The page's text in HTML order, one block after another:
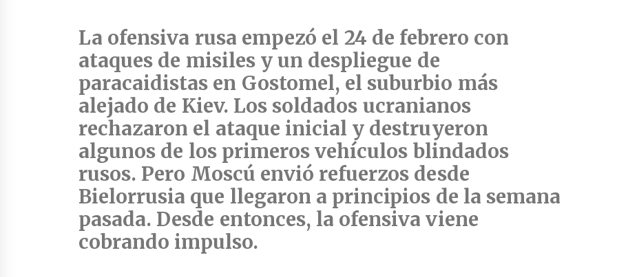
La ofensiva rusa empezó el 24 de febrero con
ataques de misiles y un despliegue de
paracaidistas en Gostomel, el suburbio más
alejado de Kiev. Los soldados ucranianos
rechazaron el ataque inicial y destruyeron
algunos de los primeros vehículos blindados
rusos. Pero Moscú envió refuerzos desde
Bielorrusia que llegaron a principios de la semana
pasada. Desde entonces, la ofensiva viene
cobrando impulso.